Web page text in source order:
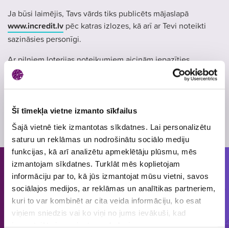
Šī tīmekļa vietne izmanto sīkfailus
Šajā vietnē tiek izmantotas sīkdatnes. Lai personalizētu
saturu un reklāmas un nodrošinātu sociālo mediju
funkcijas, kā arī analizētu apmeklētāju plūsmu, mēs
izmantojam sīkdatnes. Turklāt mēs koplietojam
informāciju par to, kā jūs izmantojat mūsu vietni, savos
sociālajos medijos, ar reklāmas un analītikas partneriem,
kuri to var kombinēt ar cita veida informāciju, ko esat
viņiem sniedzis vai ko viņi no jums ievākuši, kad
Ja būsi laimējis, Tavs vārds tiks publicēts mājaslapā
www.incredit.lv pēc katras izlozes, kā arī ar Tevi noteikti
sazināsies personīgi.
Ar pilniem loterijas noteikumiem aicinām iepazīties
mājaslapā
Skatītloterijas noteikumus
Loterijas periods 18. augusts , 2014- 30. oktobris, 2014
Cilvēkiem patīk piedalīties loterijās
un mums tās organizēt!